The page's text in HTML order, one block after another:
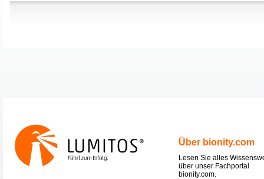
Über bionity.com
Lesen Sie alles
über unser Fachportal
bionity.com.